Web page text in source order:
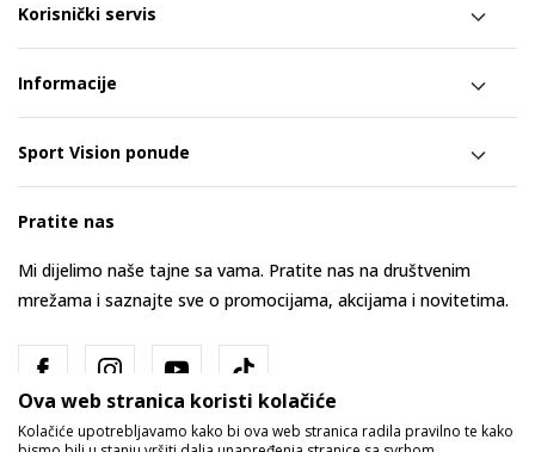
Korisnički servis
Informacije
Sport Vision ponude
Pratite nas
Mi dijelimo naše tajne sa vama. Pratite nas na društvenim
mrežama i saznajte sve o promocijama, akcijama i novitetima.
Ova web stranica koristi kolačiće
Kolačiće upotrebljavamo kako bi ova web stranica radila pravilno te kako